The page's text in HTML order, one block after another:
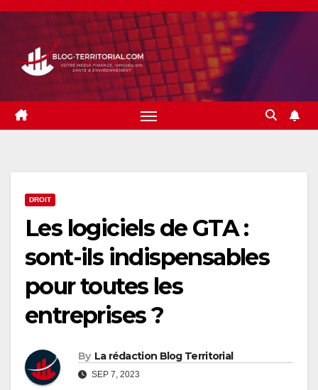
Skip
content
DROIT
Les logiciels de GTA :
sont-ils indispensables
pour toutes les
entreprises ?
By La rédaction Blog Territorial
SEP 7, 2023